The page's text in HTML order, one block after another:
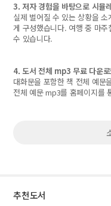
3. 저자 경험을 바탕으로 시뮬
실제 벌어질 수 있는 상황을
게 구성했습니다. 여행 중 마
수 있습니다.
4. 도서 전체 mp3 무료 다운로
대화문을 포함한 책 전체 예문
전체 예문 mp3를 홈페이지를
추천도서